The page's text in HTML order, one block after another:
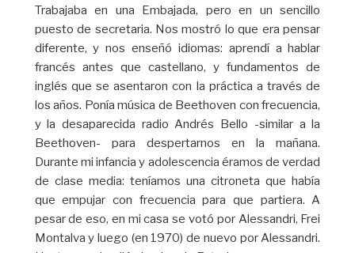
Trabajaba en una Embajada, pero en un sencillo
puesto de secretaria. Nos mostró lo que era pensar
diferente, y nos enseñó idiomas: aprendí a hablar
francés antes que castellano, y fundamentos de
inglés que se asentaron con la práctica a través de
los años. Ponía música de Beethoven con frecuencia,
y la desaparecida radio Andrés Bello -similar a la
Beethoven- para despertarnos en la mañana.
Durante mi infancia y adolescencia éramos de verdad
de clase media: teníamos una citroneta que había
que empujar con frecuencia para que partiera. A
pesar de eso, en mi casa se votó por Alessandri, Frei
Montalva y luego (en 1970) de nuevo por Alessandri.